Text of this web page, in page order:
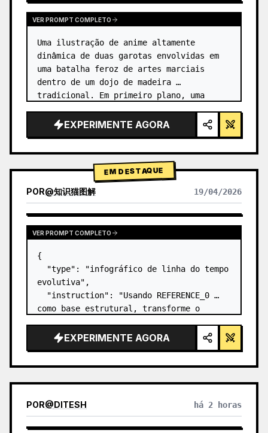
VER PROMPT COMPLETO
Uma ilustração de anime altamente
dinâmica de duas garotas envolvidas em
uma batalha feroz de artes marciais
dentro de um dojo de madeira
tradicional. Em primeiro plano, uma
hair" default="cabelo preto em um coque
alto co…
EXPERIMENTE AGORA
EM DESTAQUE
POR@知识猫图解 19/04/2026
VER PROMPT COMPLETO
{
  "type": "infográfico de linha do tempo
evolutiva",
  "instruction": "Usando REFERENCE_0
como base estrutural, transforme o
3D altamente realista. Substitua as
rampas lisas por degraus de pedra
EXPERIMENTE AGORA
POR@DITESH há 2 horas